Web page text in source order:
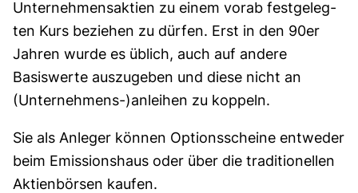
Unternehmens­aktien zu einem vorab fest­geleg­
ten Kurs beziehen zu dürfen. Erst in den 90er
Jahren wurde es üblich, auch auf andere
Basiswerte auszugeben und diese nicht an
(Unternehmens-)anleihen zu koppeln.
Sie als Anleger können Options­scheine entweder
beim Emissionshaus oder über die tradi­tionellen
Aktien­börsen kaufen.